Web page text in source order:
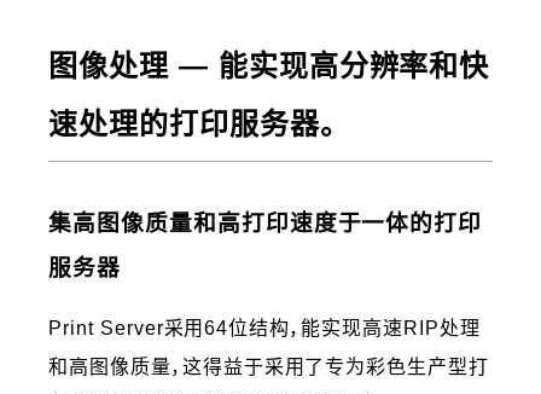
图像处理 ― 能实现高分辨率和快
速处理的打印服务器。
集高图像质量和高打印速度于一体的打印
服务器
Print Server采用64位结构，能实现高速RIP处理
和高图像质量，这得益于采用了专为彩色生产型打